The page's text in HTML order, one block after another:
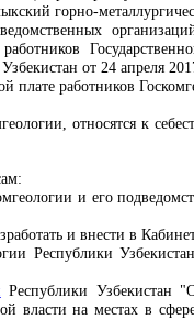
горно-
от 24 апреля
работников
относятся к
и его
и внести в
Республики
Республики Узбекистан
власти на местах в